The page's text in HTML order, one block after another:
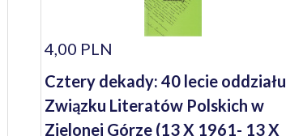
4,00 PLN
Cztery dekady: 40 lecie oddziału
Związku Literatów Polskich w
Zielonej Górze (13 X 1961- 13 X